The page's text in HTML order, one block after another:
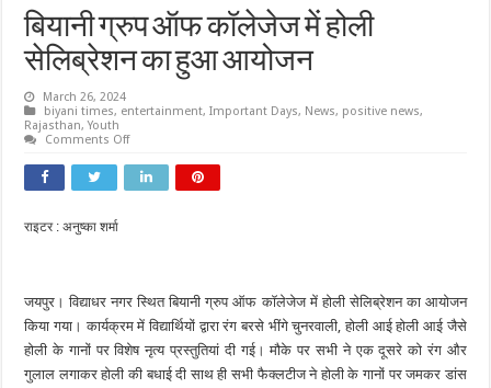
बियानी ग्रुप ऑफ कॉलेजेज में होली
सेलिब्रेशन का हुआ आयोजन
March 26, 2024
biyani times, entertainment,Important Days, News, positive news,
Rajasthan,Youth
Comments Offon
ग्रुप
ऑफ
कॉलेजेज
राइटर : अनुष्का शर्मा
जयपुर। विद्याधर नगर स्थित बियानी ग्रुप ऑफ कॉलेजेज में होली सेलिब्रेशन का आयोजन
किया गया। कार्यक्रम में विद्यार्थियों द्वारा रंग बरसे भींगे चुनरवाली, होली आई होली आई जैसे
होली के गानों पर विशेष नृत्य प्रस्तुतियां दी गई। मौके पर सभी ने एक दूसरे को रंग और
गुलाल लगाकर होली की बधाई दी साथ ही सभी फैक्लटीज ने होली के गानों पर जमकर डांस